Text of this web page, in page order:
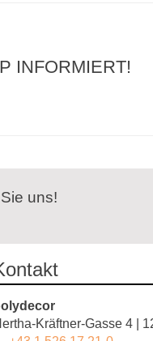
INFORMIERT!
uns!
Kräftner-Gasse 4 |